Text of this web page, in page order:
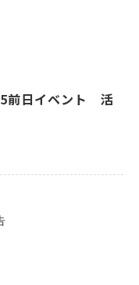
前日イベント 活